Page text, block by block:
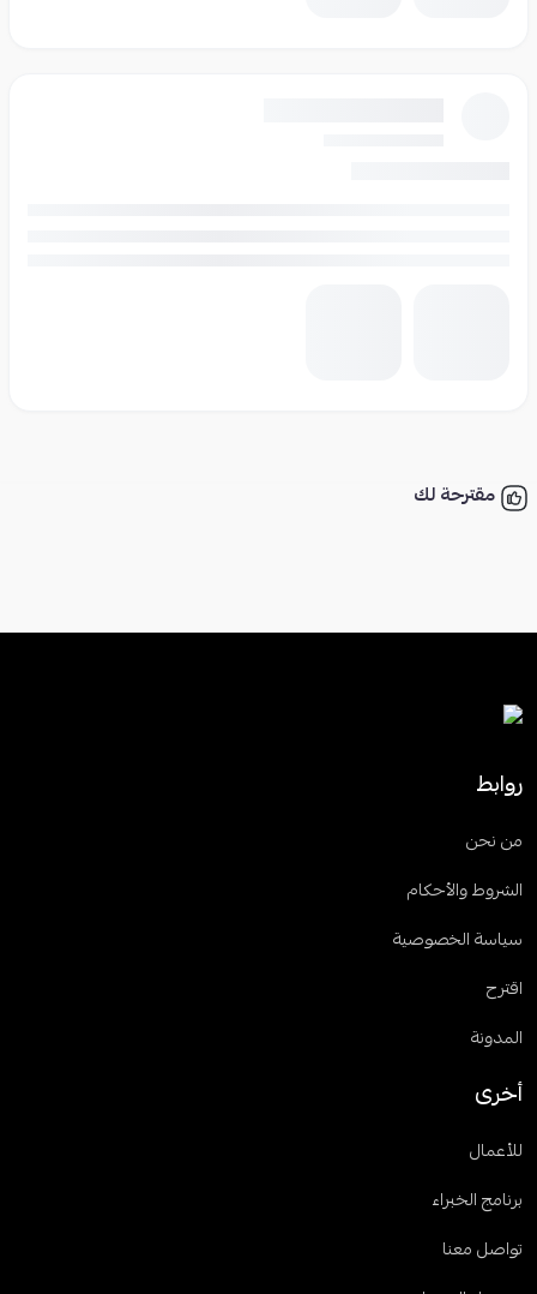
مقترحة لك
روابط
من نحن
الشروط والأحكام
سياسة الخصوصية
اقترح
المدونة
أخرى
للأعمال
برنامج الخبراء
تواصل معنا